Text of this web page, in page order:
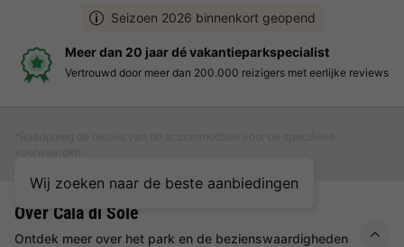
Seizoen 2026 binnenkort geopend
Meer dan 20 jaar dé vakantieparkspecialist
Vertrouwd door meer dan 200.000 reizigers met eerlijke reviews
Wij zoeken naar de beste aanbiedingen
Over Cala di Sole
Ontdek meer over het park en de bezienswaardigheden